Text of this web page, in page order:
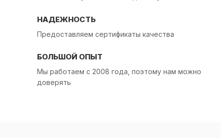
НАДЕЖНОСТЬ
Предоставляем сертификаты качества
БОЛЬШОЙ ОПЫТ
Мы работаем с 2008 года, поэтому нам можно
доверять